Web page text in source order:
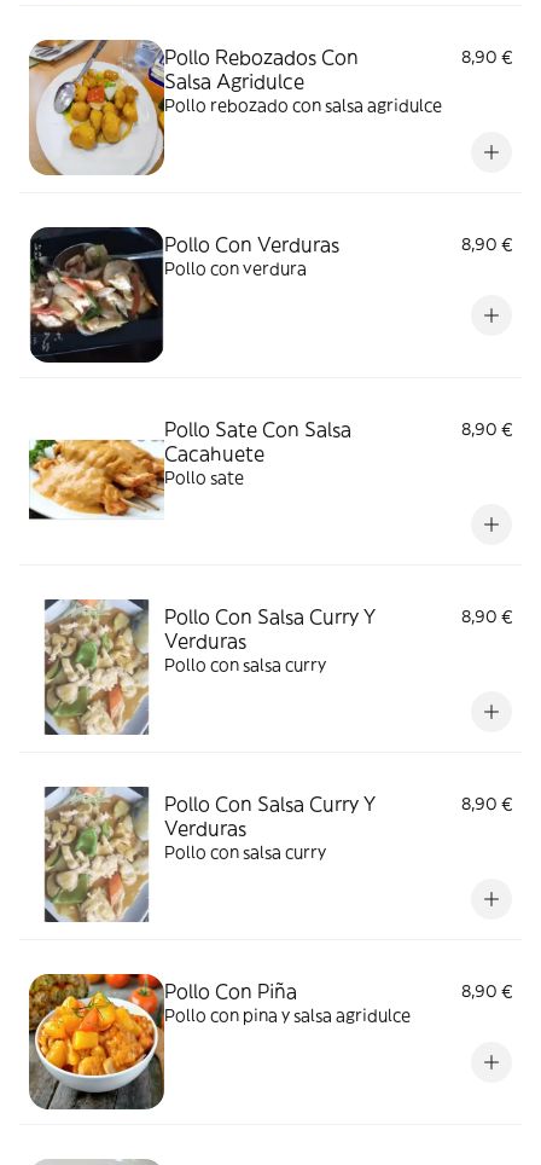
Pollo Rebozados Con
Salsa Agridulce
8,90 €
Pollo rebozado con salsa agridulce
Pollo Con Verduras
8,90 €
Pollo con verdura
Pollo Sate Con Salsa
Cacahuete
8,90 €
Pollo sate
Pollo Con Salsa Curry Y
Verduras
8,90 €
Pollo con salsa curry
Pollo Con Salsa Curry Y
Verduras
8,90 €
Pollo con salsa curry
Pollo Con Piña
8,90 €
Pollo con pina y salsa agridulce